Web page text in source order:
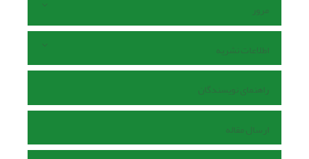
مرور
اطلاعات نشریه
راهنمای نویسندگان
ارسال مقاله